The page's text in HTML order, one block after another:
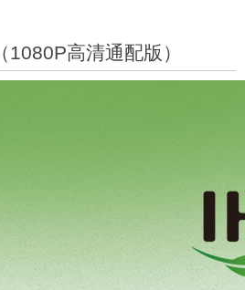
（1080P高清通配版）